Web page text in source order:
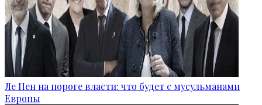
Ле Пен на пороге власти: что будет с мусульманами
Европы